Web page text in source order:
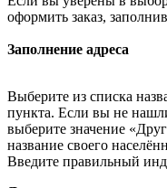
оформить заказ,
Заполнение адреса
Выберите из списка
пункта. Если вы не
выберите значение
название своего
Введите правильный